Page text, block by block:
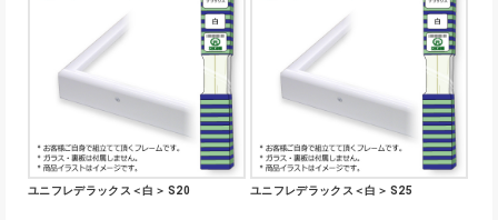
ユニフレデラックス＜白＞ S20 ユニフレデラックス＜白＞ S25